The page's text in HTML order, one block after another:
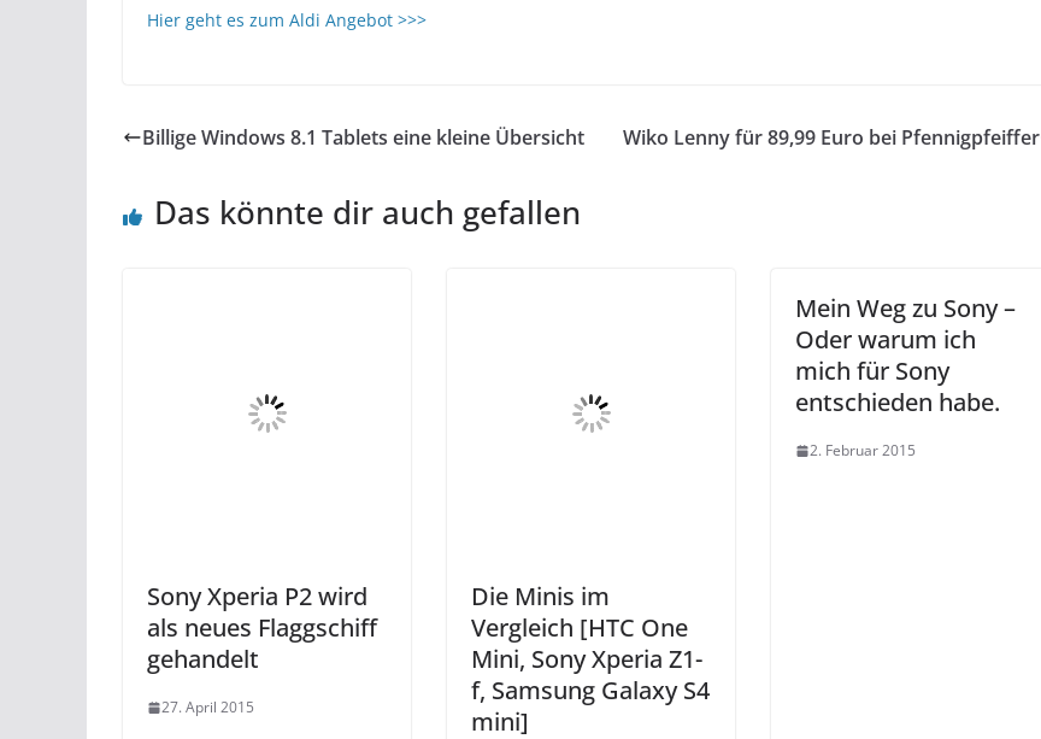
Hier geht es zum Aldi Angebot >>>
Billige Windows 8.1 Tablets eine kleine Übersicht Wiko Lenny für 89,99 Euro bei Pfennigpfeiffer
Das könnte dir auch gefallen
Sony Xperia P2 wird
als neues Flaggschiff
gehandelt
27. April 2015
Die Minis im
Vergleich [HTC One
Mini, Sony Xperia Z1-
f, Samsung Galaxy S4
mini]
Mein Weg zu Sony –
Oder warum ich
mich für Sony
entschieden habe.
2. Februar 2015